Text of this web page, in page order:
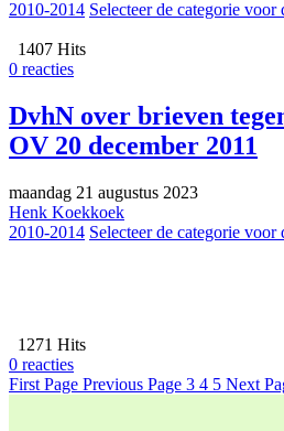
2010-2014 Selecteer de categorie voor
1407 Hits
0 reacties
DvhN over brieven
OV 20 december 2011
maandag 21 augustus 2023
Henk Koekkoek
2010-2014 Selecteer de categorie voor
1271 Hits
0 reacties
First Page Previous Page 3 4 5 Next